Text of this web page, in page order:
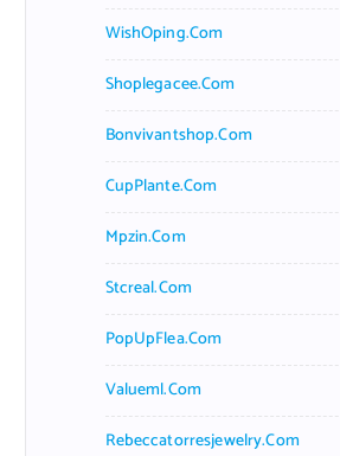
WishOping.com
Shoplegacee.com
Bonvivantshop.com
CupPlante.com
Mpzin.com
Stcreal.com
PopUpFlea.com
Valueml.com
Rebeccatorresjewelry.com